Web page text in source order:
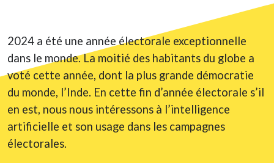
2024 a été une année électorale exceptionnelle
dans le monde. La moitié des habitants du globe a
voté cette année, dont la plus grande démocratie
du monde, l’Inde. En cette fin d’année électorale s’il
en est, nous nous intéressons à l’intelligence
artificielle et son usage dans les campagnes
électorales.